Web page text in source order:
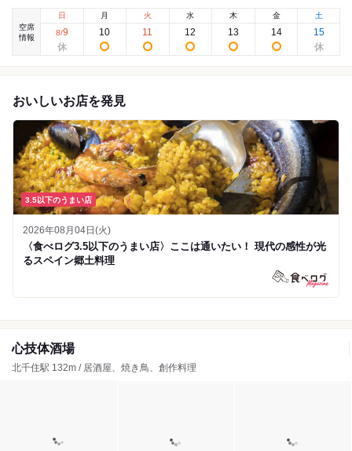
空席
情報
日
8/9
月
10
火
11
水
12
木
13
金
14
土
15
おいしいお店を発見
3.5以下のうまい店
2026年08月04日(火)
〈食べログ3.5以下のうまい店〉ここは通いたい！ 現代の感性が光
るスペイン郷土料理
心技体酒場
北千住駅 132m / 居酒屋、焼き鳥、創作料理